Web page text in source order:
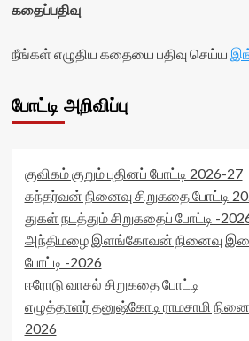
கதைப்பதிவு
நீங்கள் எழுதிய கதையை பதிவு செய்ய
போட்டி அறிவிப்பு
குவிகம் குறும் புதினப் போட்டி 2026-27
கந்தர்வன் நினைவு சிறுகதை போட்டி
துகள் நடத்தும் சிறுகதைப் போட்டி -
அந்திமழை இளங்கோவன் நினைவு
போட்டி -2026
ஈரோடு வாசல் சிறுகதை போட்டி
எழுத்தாளர் தனுஷ்கோடி ராமசாமி
2026